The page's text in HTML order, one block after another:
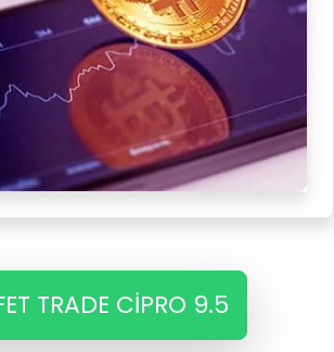
TRADE CIPRO 9.5